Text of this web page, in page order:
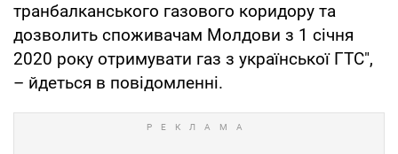
транбалканського газового коридору та
дозволить споживачам Молдови з 1 січня
2020 року отримувати газ з української ГТС",
– йдеться в повідомленні.